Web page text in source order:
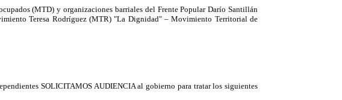
(MTD) y organizaciones barriales del Frente Popular Darío Santillán
Teresa Rodríguez (MTR) "La Dignidad" – Movimiento Territorial de
SOLICITAMOS AUDIENCIA al gobierno para tratar los siguientes